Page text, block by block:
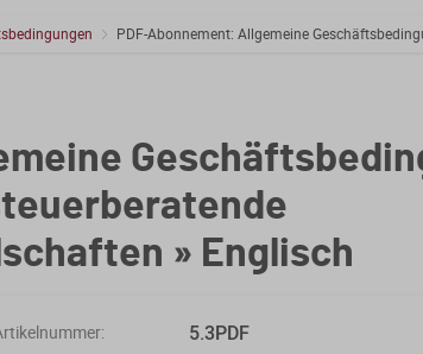
PDF-Abonnement: Allgemeine
» Englisch
5.3PDF